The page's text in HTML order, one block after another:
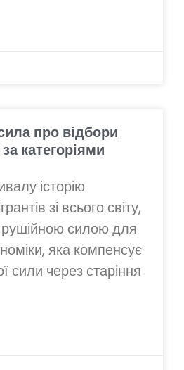
про відбори
категоріями
історію
зі всього світу,
рушійною силою для
яка компенсує
сили через старіння